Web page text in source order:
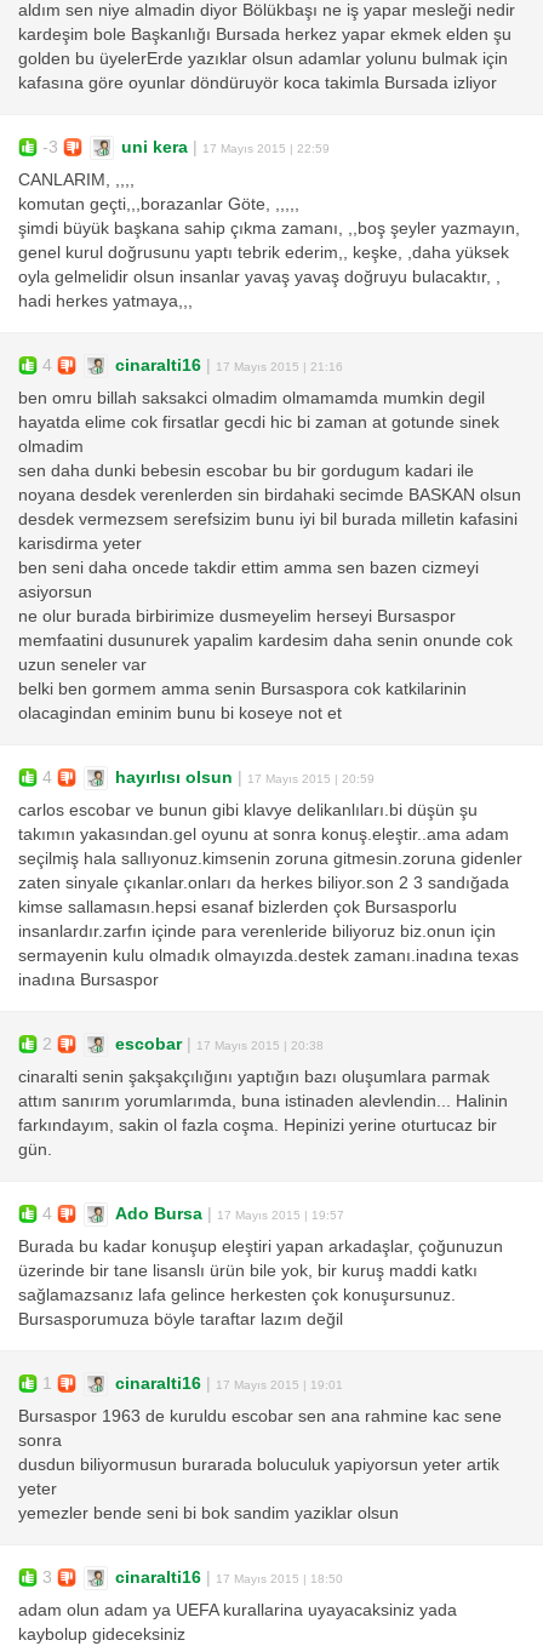
aldım sen niye almadin diyor Bölükbaşı ne iş yapar mesleği nedir
kardeşim bole Başkanlığı Bursada herkez yapar ekmek elden şu
golden bu üyelerErde yazıklar olsun adamlar yolunu bulmak için
kafasına göre oyunlar döndüruyör koca takimla Bursada izliyor
-3 uni kera 17 Mayıs 2015 | 22:59
CANLARIM, ,,,,
komutan geçti,,,borazanlar Göte, ,,,,,
şimdi büyük başkana sahip çıkma zamanı, ,,boş şeyler yazmayın,
genel kurul doğrusunu yaptı tebrik ederim,, keşke, ,daha yüksek
oyla gelmelidir olsun insanlar yavaş yavaş doğruyu bulacaktır, ,
hadi herkes yatmaya,,,
4 cinaralti16 17 Mayıs 2015 | 21:16
ben omru billah saksakci olmadim olmamamda mumkin degil
hayatda elime cok firsatlar gecdi hic bi zaman at gotunde sinek
olmadim
sen daha dunki bebesin escobar bu bir gordugum kadari ile
noyana desdek verenlerden sin birdahaki secimde BASKAN olsun
desdek vermezsem serefsizim bunu iyi bil burada milletin kafasini
karisdirma yeter
ben seni daha oncede takdir ettim amma sen bazen cizmeyi
asiyorsun
ne olur burada birbirimize dusmeyelim herseyi Bursaspor
memfaatini dusunurek yapalim kardesim daha senin onunde cok
uzun seneler var
belki ben gormem amma senin Bursaspora cok katkilarinin
olacagindan eminim bunu bi koseye not et
4 hayırlısı olsun 17 Mayıs 2015 | 20:59
carlos escobar ve bunun gibi klavye delikanlıları.bi düşün şu
takımın yakasından.gel oyunu at sonra konuş.eleştir..ama adam
seçilmiş hala sallıyonuz.kimsenin zoruna gitmesin.zoruna gidenler
zaten sinyale çıkanlar.onları da herkes biliyor.son 2 3 sandığada
kimse sallamasın.hepsi esanaf bizlerden çok Bursasporlu
insanlardır.zarfın içinde para verenleride biliyoruz biz.onun için
sermayenin kulu olmadık olmayızda.destek zamanı.inadına texas
inadına Bursaspor
2 escobar| 17 Mayıs 2015 | 20:38
cinaralti senin şakşakçılığını yaptığın bazı oluşumlara parmak
attım sanırım yorumlarımda, buna istinaden alevlendin... Halinin
farkındayım, sakin ol fazla coşma. Hepinizi yerine oturtucaz bir
gün.
4 Ado Bursa 17 Mayıs 2015 | 19:57
Burada bu kadar konuşup eleştiri yapan arkadaşlar, çoğunuzun
üzerinde bir tane lisanslı ürün bile yok, bir kuruş maddi katkı
sağlamazsanız lafa gelince herkesten çok konuşursunuz.
Bursasporumuza böyle taraftar lazım değil
1 cinaralti16 17 Mayıs 2015 | 19:01
Bursaspor 1963 de kuruldu escobar sen ana rahmine kac sene
sonra
dusdun biliyormusun burarada boluculuk yapiyorsun yeter artik
yeter
yemezler bende seni bi bok sandim yaziklar olsun
3 cinaralti16 17 Mayıs 2015 | 18:50
adam olun adam ya UEFA kurallarina uyayacaksiniz yada
kaybolup gideceksiniz